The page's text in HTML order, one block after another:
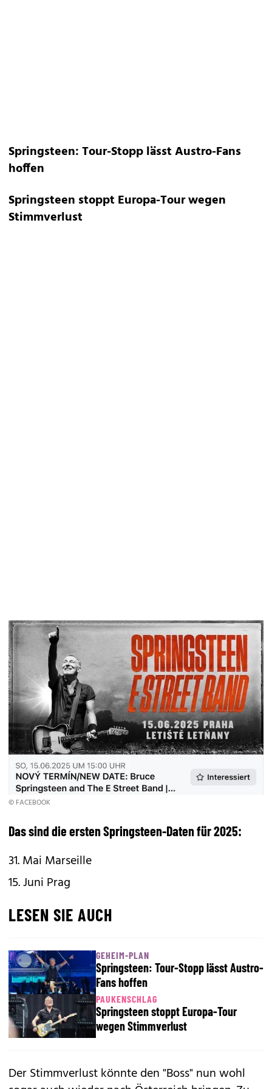
Springsteen: Tour-Stopp lässt Austro-Fans
hoffen
Springsteen stoppt Europa-Tour wegen
Stimmverlust
© FACEBOOK
Das sind die ersten Springsteen-Daten für 2025:
31. Mai Marseille
15. Juni Prag
LESEN SIE AUCH
GEHEIM-PLAN
Springsteen: Tour-Stopp lässt Austro-
Fans hoffen
PAUKENSCHLAG
Springsteen stoppt Europa-Tour
wegen Stimmverlust
Der Stimmverlust könnte den "Boss" nun wohl